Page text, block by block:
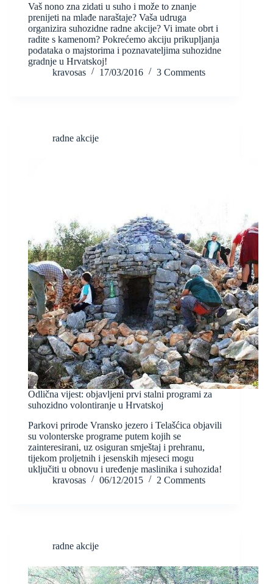
Vaš nono zna zidati u suho i može to znanje
prenijeti na mlađe naraštaje? Vaša udruga
organizira suhozidne radne akcije? Vi imate obrt i
radite s kamenom? Pokrećemo akciju prikupljanja
podataka o majstorima i poznavateljima suhozidne
gradnje u Hrvatskoj!
kravosas
17/03/2016 3 Comments
radne akcije
Odlična vijest: objavljeni prvi stalni programi za
suhozidno volontiranje u Hrvatskoj
Parkovi prirode Vransko jezero i Telašćica objavili
su volonterske programe putem kojih se
zainteresirani, uz osiguran smještaj i prehranu,
tijekom proljetnih i jesenskih mjeseci mogu
uključiti u obnovu i uređenje maslinika i suhozida!
kravosas
06/12/2015 2 Comments
radne akcije